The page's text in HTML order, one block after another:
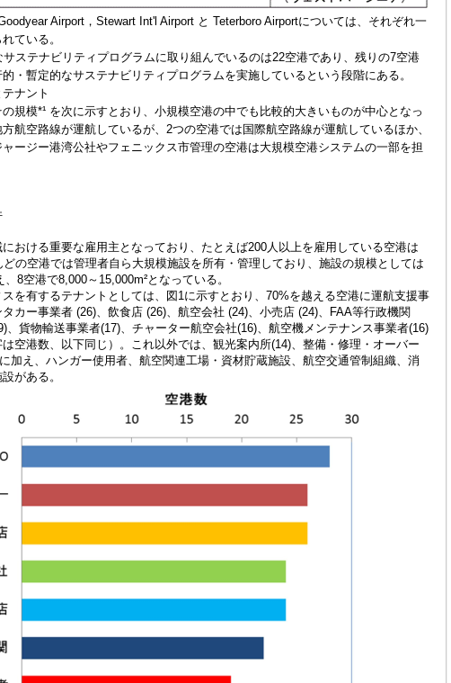
Airport，Stewart Int'l Airport と Teterboro Airportについては、それぞれ一
ている。
ステナビリティプログラムに取り組んでいるのは22空港であり、残りの7空港
・暫定的なサステナビリティプログラムを実施しているという段階にある。
ナント
規模*¹ を次に示すとおり、小規模空港の中でも比較的大きいものが中心となっ
航空路線が運航しているが、2つの空港では国際航空路線が運航しているほか、
ージー港湾公社やフェニックス市管理の空港は大規模空港システムの一部を担
おける重要な雇用主となっており、たとえば200人以上を雇用している空港は
の空港では管理者自ら大規模施設を所有・管理しており、施設の規模としては
8空港で8,000～15,000m²となっている。
を有するテナントとしては、図1に示すとおり、70%を越える空港に運航支援事
カー事業者 (26)、飲食店 (26)、航空会社 (24)、小売店 (24)、FAA等行政機関
、貨物輸送事業者(17)、チャーター航空会社(16)、航空機メンテナンス事業者(16)
空港数、以下同じ）。これ以外では、観光案内所(14)、整備・修理・オーバー
加え、ハンガー使用者、航空関連工場・資材貯蔵施設、航空交通管制組織、消
がある。